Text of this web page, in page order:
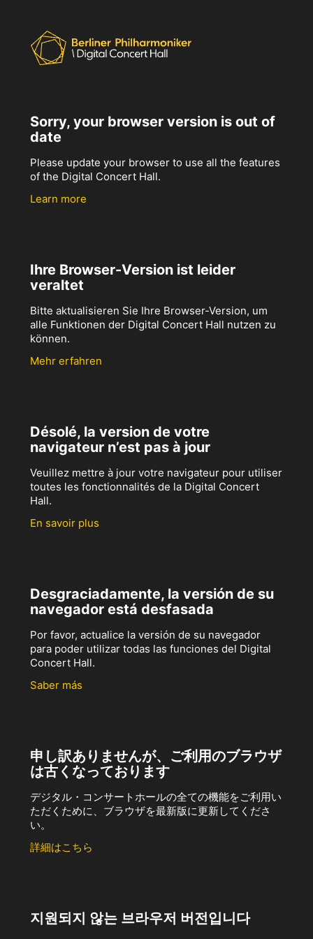
Sorry, your browser version is out of
date
Please update your browser to use all the features
of the Digital Concert Hall.
Learn more
Ihre Browser-Version ist leider
veraltet
Bitte aktualisieren Sie Ihre Browser-Version, um
alle Funktionen der Digital Concert Hall nutzen zu
können.
Mehr erfahren
Désolé, la version de votre
navigateur n’est pas à jour
Veuillez mettre à jour votre navigateur pour utiliser
toutes les fonctionnalités de la Digital Concert
Hall.
En savoir plus
Desgraciadamente, la versión de su
navegador está desfasada
Por favor, actualice la versión de su navegador
para poder utilizar todas las funciones del Digital
Concert Hall.
Saber más
申し訳ありませんが、ご利用のブラウザ
は古くなっております
デジタル・コンサートホールの全ての機能をご利用い
ただくために、ブラウザを最新版に更新してくださ
い。
詳細はこちら
지원되지 않는 브라우저 버전입니다